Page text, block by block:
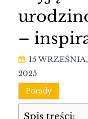
–
15 WRZEŚNIA,
2025
Porady
Spis treści: